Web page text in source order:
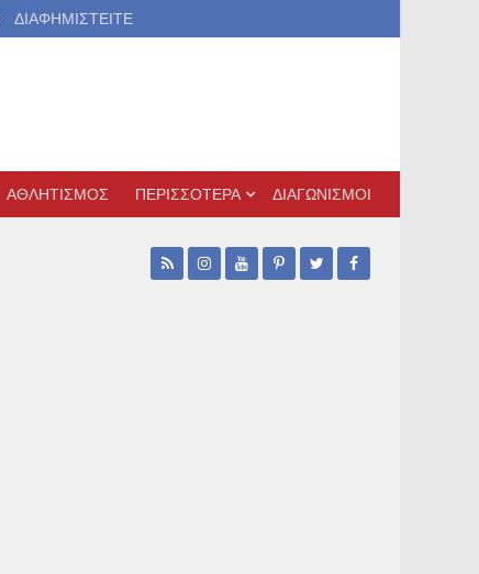
ΔΙΑΦΗΜΙΣΤΕΙΤΕ
ΑΘΛΗΤΙΣΜΟΣ ΠΕΡΙΣΣΟΤΕΡΑ ΔΙΑΓΩΝΙΣΜΟΙ